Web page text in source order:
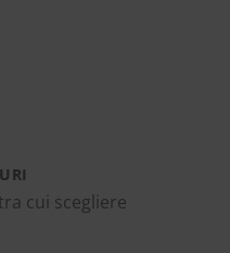
cui scegliere